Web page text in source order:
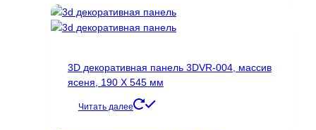
5179 ₽.
3D декоративная панель 3DVR-004, массив
ясеня, 190 Х 545 мм
Читать далее